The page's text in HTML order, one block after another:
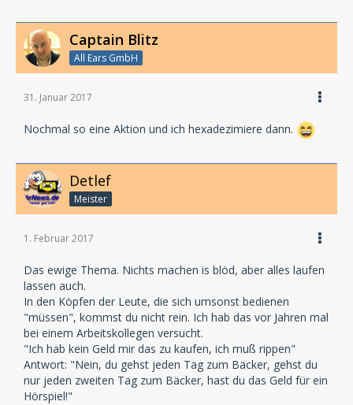
Captain Blitz
All Ears GmbH
31. Januar 2017
Nochmal so eine Aktion und ich hexadezimiere dann.
Detlef
Meister
1. Februar 2017
Das ewige Thema. Nichts machen is blöd, aber alles laufen
lassen auch.
In den Köpfen der Leute, die sich umsonst bedienen
"müssen", kommst du nicht rein. Ich hab das vor Jahren mal
bei einem Arbeitskollegen versucht.
"Ich hab kein Geld mir das zu kaufen, ich muß rippen"
Antwort: "Nein, du gehst jeden Tag zum Bäcker, gehst du
nur jeden zweiten Tag zum Bäcker, hast du das Geld für ein
Hörspiel!"